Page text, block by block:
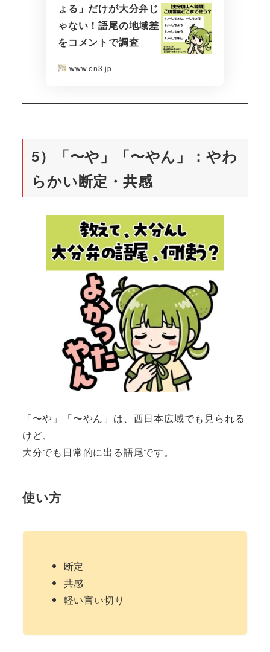
ょる」だけが大分弁じ
ゃない！語尾の地域差
をコメントで調査
www.en3.jp
5）「〜や」「〜やん」：やわ
らかい断定・共感
「〜や」「〜やん」は、西日本広域でも見られる
けど、
大分でも日常的に出る語尾です。
使い方
断定
共感
軽い言い切り